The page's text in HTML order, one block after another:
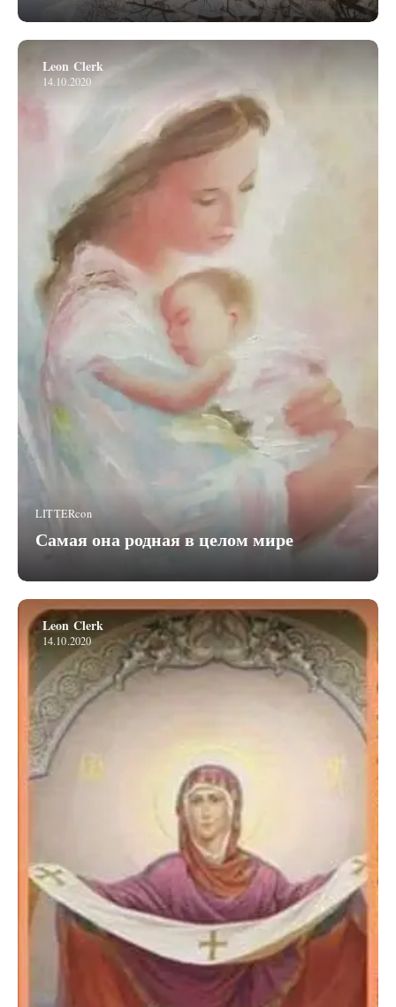
LITTERcon
Самая она родная в целом мире
Leon Clerk
14.10.2020
Leon Clerk
14.10.2020